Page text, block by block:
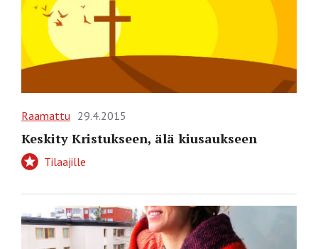
Raamattu 29.4.2015
Keskity Kristukseen, älä kiusaukseen
Tilaajille